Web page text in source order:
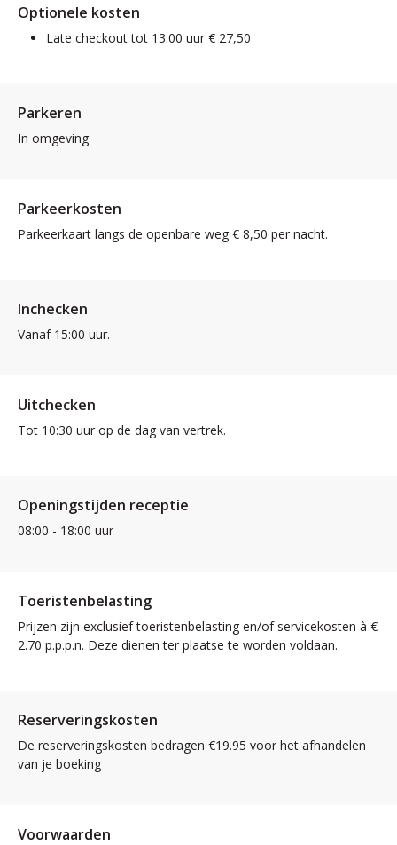
Optionele kosten
Late checkout tot 13:00 uur € 27,50
Parkeren
In omgeving
Parkeerkosten
Parkeerkaart langs de openbare weg € 8,50 per nacht.
Inchecken
Vanaf 15:00 uur.
Uitchecken
Tot 10:30 uur op de dag van vertrek.
Openingstijden receptie
08:00 - 18:00 uur
Toeristenbelasting
Prijzen zijn exclusief toeristenbelasting en/of servicekosten à €
2.70 p.p.p.n. Deze dienen ter plaatse te worden voldaan.
Reserveringskosten
De reserveringskosten bedragen €19.95 voor het afhandelen
van je boeking
Voorwaarden